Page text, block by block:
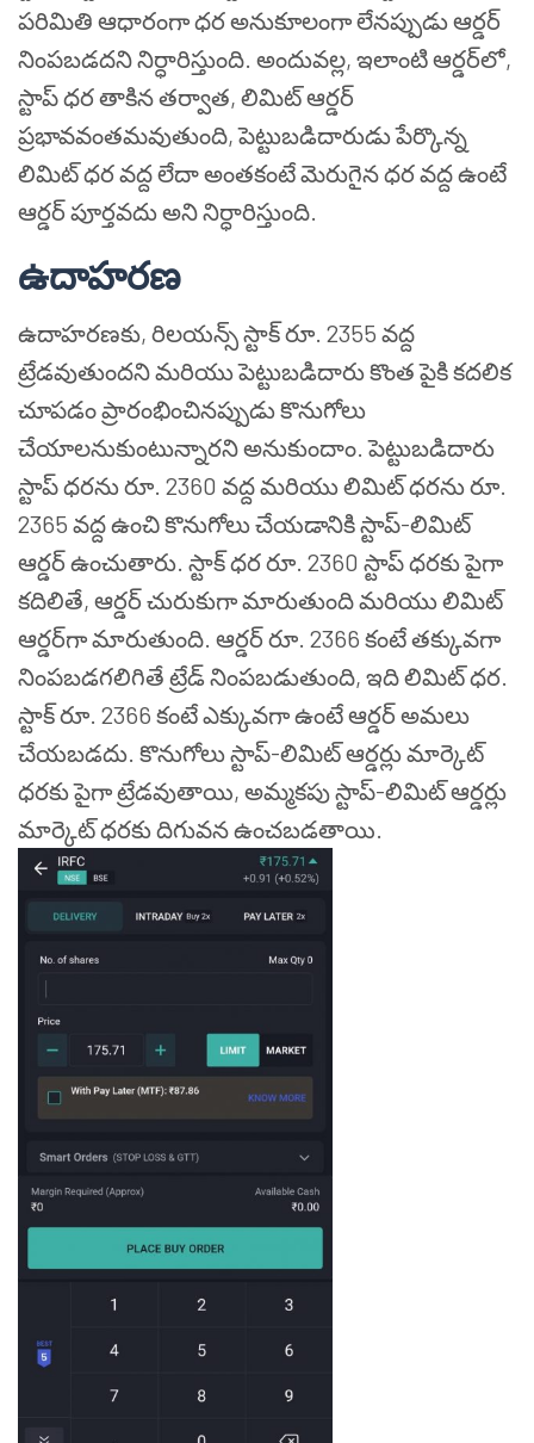
పరిమితి ఆధారంగా ధర అనుకూలంగా లేనప్పుడు ఆర్డర్
నింపబడదని నిర్ధారిస్తుంది. అందువల్ల, ఇలాంటి ఆర్డర్‌లో,
స్టాప్ ధర తాకిన తర్వాత, లిమిట్ ఆర్డర్
ప్రభావవంతమవుతుంది, పెట్టుబడిదారుడు పేర్కొన్న
లిమిట్ ధర వద్ద లేదా అంతకంటే మెరుగైన ధర వద్ద ఉంటే
ఆర్డర్ పూర్తవదు అని నిర్ధారిస్తుంది.
ఉదాహరణ
ఉదాహరణకు, రిలయన్స్ స్టాక్ రూ. 2355 వద్ద
ట్రేడవుతుందని మరియు పెట్టుబడిదారు కొంత పైకి కదలిక
చూపడం ప్రారంభించినప్పుడు కొనుగోలు
చేయాలనుకుంటున్నారని అనుకుందాం. పెట్టుబడిదారు
స్టాప్ ధరను రూ. 2360 వద్ద మరియు లిమిట్ ధరను రూ.
2365 వద్ద ఉంచి కొనుగోలు చేయడానికి స్టాప్-లిమిట్
ఆర్డర్ ఉంచుతారు. స్టాక్ ధర రూ. 2360 స్టాప్ ధరకు పైగా
కదిలితే, ఆర్డర్ చురుకుగా మారుతుంది మరియు లిమిట్
ఆర్డర్‌గా మారుతుంది. ఆర్డర్ రూ. 2366 కంటే తక్కువగా
నింపబడగలిగితే ట్రేడ్ నింపబడుతుంది, ఇది లిమిట్ ధర.
స్టాక్ రూ. 2366 కంటే ఎక్కువగా ఉంటే ఆర్డర్ అమలు
చేయబడదు. కొనుగోలు స్టాప్-లిమిట్ ఆర్డర్లు మార్కెట్
ధరకు పైగా ట్రేడవుతాయి, అమ్మకపు స్టాప్-లిమిట్ ఆర్డర్లు
మార్కెట్ ధరకు దిగువన ఉంచబడతాయి.